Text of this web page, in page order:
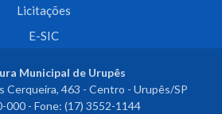
Licitações
E-SIC
Municipal de Urupês
Cerqueira, 463 - Centro - Urupês/SP
000 - Fone: (17) 3552-1144